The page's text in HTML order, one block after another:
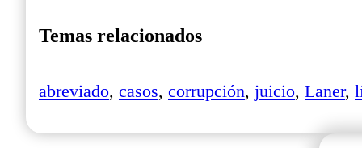
Temas relacionados
abreviado, casos, corrupción, juicio, Laner,